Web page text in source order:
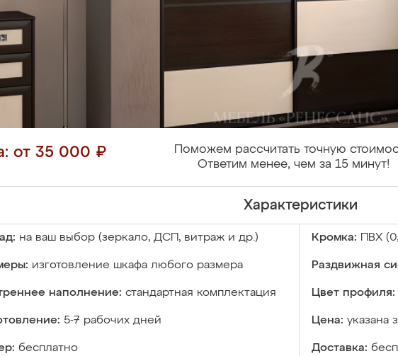
от 35 000 ₽
Поможем рассчитать точную
Ответим менее, чем за 15 минут!
Характеристики
на ваш выбор (зеркало, ДСП, витраж и др.) Кромка: ПВХ
изготовление шкафа любого размера Раздвижная
наполнение: стандартная комплектация Цвет профиля:
5-7 рабочих дней Цена: указана
бесплатно Доставка: